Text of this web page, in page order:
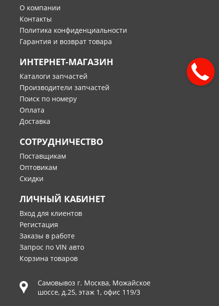
О компании
Контакты
Политика конфиденциальности
Гарантия и возврат товара
ИНТЕРНЕТ-МАГАЗИН
Каталоги запчастей
Производители запчастей
Поиск по номеру
Оплата
Доставка
СОТРУДНИЧЕСТВО
Поставщикам
Оптовикам
Скидки
ЛИЧНЫЙ КАБИНЕТ
Вход для клиентов
Регистация
Заказы в работе
Запрос по VIN авто
Корзина товаров
Самовывоз г. Москва, Можайское
шоссе, д.25, этаж 1, офис 119/3